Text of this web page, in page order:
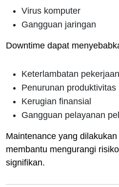
Virus komputer
Gangguan jaringan
Downtime dapat
Keterlambatan pekerjaan
Penurunan produktivitas
Kerugian finansial
Gangguan pelayanan
Maintenance yang
membantu mengurangi
signifikan.